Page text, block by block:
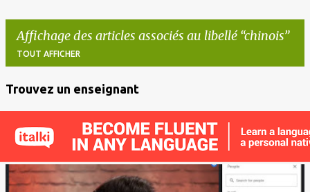
Affichage des articles associés au libellé chinois
TOUT AFFICHER
i
Trouvez un enseignant